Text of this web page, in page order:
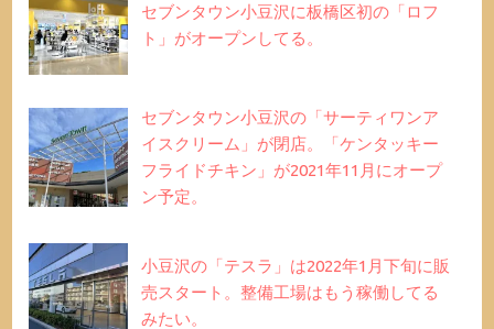
セブンタウン小豆沢に板橋区初の「ロフ
ト」がオープンしてる。
セブンタウン小豆沢の「サーティワンア
イスクリーム」が閉店。「ケンタッキー
フライドチキン」が2021年11月にオープ
ン予定。
小豆沢の「テスラ」は2022年1月下旬に販
売スタート。整備工場はもう稼働してる
みたい。